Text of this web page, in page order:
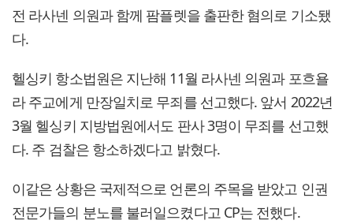
전 라사넨 의원과 함께 팜플렛을 출판한 혐의로 기소됐
다.
헬싱키 항소법원은 지난해 11월 라사넨 의원과 포흐욜
라 주교에게 만장일치로 무죄를 선고했다. 앞서 2022년
3월 헬싱키 지방법원에서도 판사 3명이 무죄를 선고했
다. 주 검찰은 항소하겠다고 밝혔다.
이같은 상황은 국제적으로 언론의 주목을 받았고 인권
전문가들의 분노를 불러일으켰다고 CP는 전했다.